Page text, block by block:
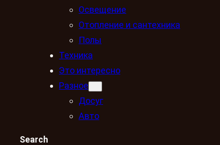
Освещение
Отопление и сантехника
Полы
Техника
Это интересно
Разное
Досуг
Авто
Search